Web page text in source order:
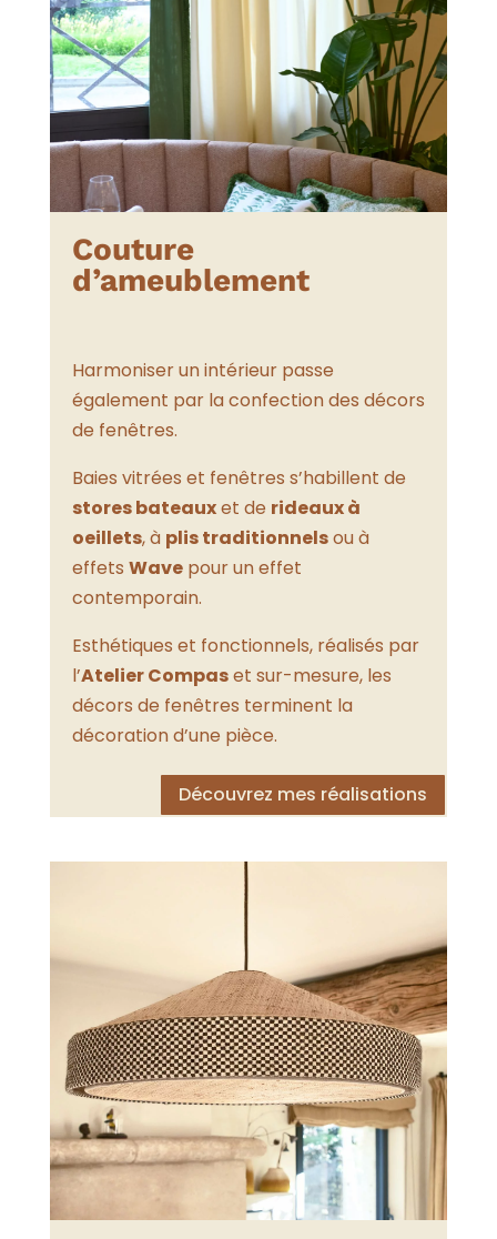
Couture
d’ameublement
Harmoniser un intérieur passe
également par la confection des décors
de fenêtres.
Baies vitrées et fenêtres s’habillent de
stores bateauxet de rideaux à
oeillets, à plis traditionnelsou à
effets Wavepour un effet
contemporain.
Esthétiques et fonctionnels, réalisés par
l’Atelier Compaset sur-mesure, les
décors de fenêtres terminent la
décoration d’une pièce.
Découvrez mes réalisations